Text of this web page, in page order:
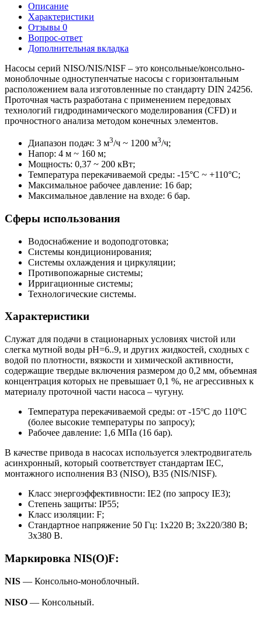
Описание
Характеристики
Отзывы 0
Вопрос-ответ
Дополнительная вкладка
Насосы серий NISO/NIS/NISF – это консольные/консольно-
моноблочные одноступенчатые насосы с горизонтальным
расположением вала изготовленные по стандарту DIN 24256.
Проточная часть разработана с применением передовых
технологий гидродинамического моделирования (CFD) и
прочностного анализа методом конечных элементов.
Диапазон подач: 3 м3/ч ~ 1200 м3/ч;
Напор: 4 м ~ 160 м;
Мощность: 0,37 ~ 200 кВт;
Температура перекачиваемой среды: -15°С ~ +110°С;
Максимальное рабочее давление: 16 бар;
Максимальное давление на входе: 6 бар.
Сферы использования
Водоснабжение и водоподготовка;
Системы кондиционирования;
Системы охлаждения и циркуляции;
Противопожарные системы;
Ирригационные системы;
Технологические системы.
Характеристики
Служат для подачи в стационарных условиях чистой или
слегка мутной воды pH=6..9, и других жидкостей, сходных с
водой по плотности, вязкости и химической активности,
содержащие твердые включения размером до 0,2 мм, объемная
концентрация которых не превышает 0,1 %, не агрессивных к
материалу проточной части насоса – чугуну.
Температура перекачиваемой среды: от -15ºС до 110ºС
(более высокие температуры по запросу);
Рабочее давление: 1,6 МПа (16 бар).
В качестве привода в насосах используется электродвигатель
асинхронный, который соответствует стандартам IEC,
монтажного исполнения B3 (NISO), B35 (NIS/NISF).
Класс энергоэффективности: IE2 (по запросу IE3);
Степень защиты: IP55;
Класс изоляции: F;
Стандартное напряжение 50 Гц: 1х220 В; 3x220/380 В;
3x380 В.
Маркировка NIS(O)F:
NIS — Консольно-моноблочный.
NISO — Консольный.